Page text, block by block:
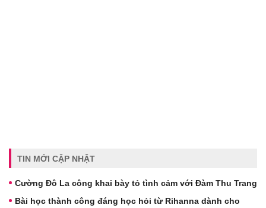
TIN MỚI CẬP NHẬT
Cường Đô La công khai bày tỏ tình cảm với Đàm Thu Trang
Bài học thành công đáng học hỏi từ Rihanna dành cho